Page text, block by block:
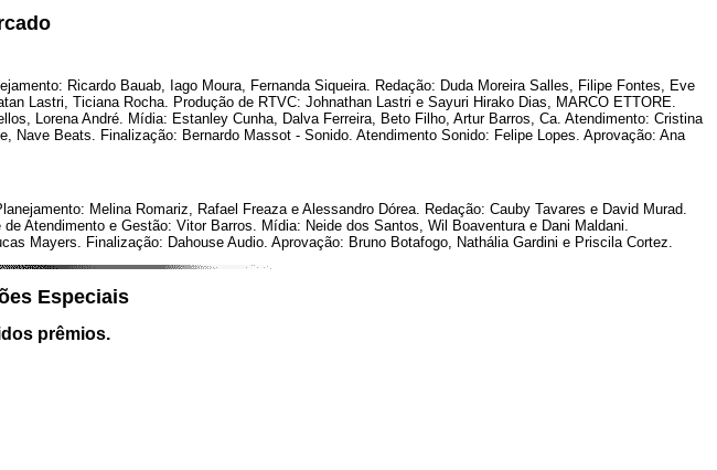
Ricardo Bauab, Iago Moura, Fernanda Siqueira. Redação: Duda Moreira Salles, Filipe Fontes, Eve
Lastri, Ticiana Rocha. Produção de RTVC: Johnathan Lastri e Sayuri Hirako Dias, MARCO ETTORE.
Lorena André. Mídia: Estanley Cunha, Dalva Ferreira, Beto Filho, Artur Barros, Ca. Atendimento: Cristina
Beats. Finalização: Bernardo Massot - Sonido. Atendimento Sonido: Felipe Lopes. Aprovação: Ana
Melina Romariz, Rafael Freaza e Alessandro Dórea. Redação: Cauby Tavares e David Murad.
Atendimento e Gestão: Vitor Barros. Mídia: Neide dos Santos, Wil Boaventura e Dani Maldani.
Mayers. Finalização: Dahouse Audio. Aprovação: Bruno Botafogo, Nathália Gardini e Priscila Cortez.
Especiais
prêmios.